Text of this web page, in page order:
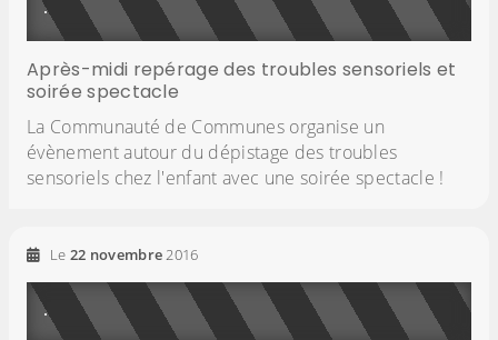
Après-midi repérage des troubles sensoriels et
soirée spectacle
La Communauté de Communes organise un
évènement autour du dépistage des troubles
sensoriels chez l'enfant avec une soirée spectacle !
Le 22 novembre2016